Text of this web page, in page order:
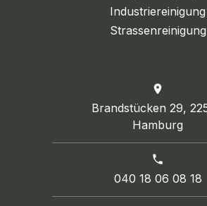
Industriereinigung
Strassenreinigung
Brandstücken 29,
Hamburg
040 18 06 08 18